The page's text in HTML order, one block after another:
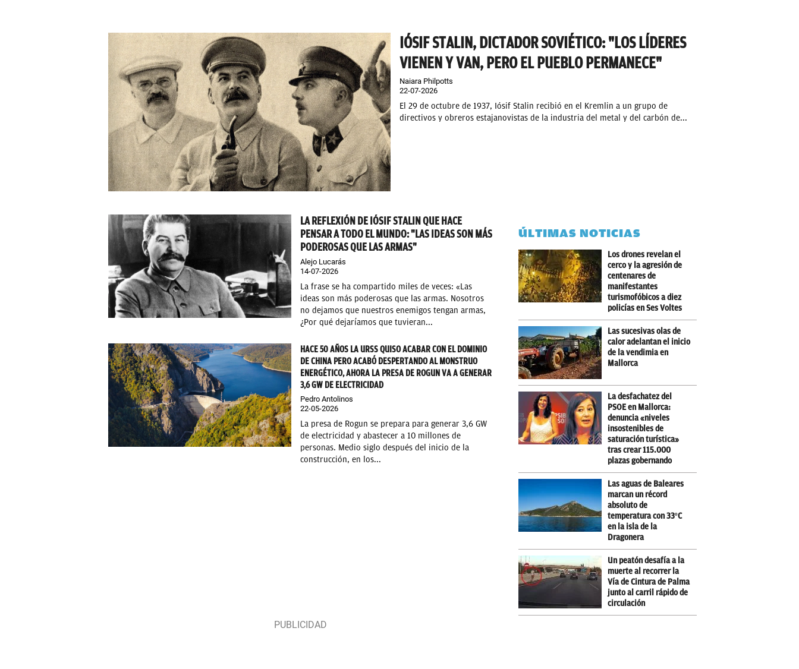
IÓSIF STALIN, DICTADOR SOVIÉTICO: "LOS LÍDERES
VIENEN Y VAN, PERO EL PUEBLO PERMANECE"
Naiara Philpotts
22-07-2026
El 29 de octubre de 1937, Iósif Stalin recibió en el Kremlin a un grupo de
directivos y obreros estajanovistas de la industria del metal y del carbón de...
LA REFLEXIÓN DE IÓSIF STALIN QUE HACE
PENSAR A TODO EL MUNDO: "LAS IDEAS SON MÁS
PODEROSAS QUE LAS ARMAS"
Alejo Lucarás
14-07-2026
La frase se ha compartido miles de veces: «Las
ideas son más poderosas que las armas. Nosotros
no dejamos que nuestros enemigos tengan armas,
¿Por qué dejaríamos que tuvieran...
HACE 50 AÑOS LA URSS QUISO ACABAR CON EL DOMINIO
DE CHINA PERO ACABÓ DESPERTANDO AL MONSTRUO
ENERGÉTICO, AHORA LA PRESA DE ROGUN VA A GENERAR
3,6 GW DE ELECTRICIDAD
Pedro Antolinos
22-05-2026
La presa de Rogun se prepara para generar 3,6 GW
de electricidad y abastecer a 10 millones de
personas. Medio siglo después del inicio de la
construcción, en los...
ÚLTIMAS NOTICIAS
Los drones revelan el
cerco y la agresión de
centenares de
manifestantes
turismofóbicos a diez
policías en Ses Voltes
Las sucesivas olas de
calor adelantan el inicio
de la vendimia en
Mallorca
La desfachatez del
PSOE en Mallorca:
denuncia «niveles
insostenibles de
saturación turística»
tras crear 115.000
plazas gobernando
Las aguas de Baleares
marcan un récord
absoluto de
temperatura con 33ºC
en la isla de la
Dragonera
Un peatón desafía a la
muerte al recorrer la
Vía de Cintura de Palma
junto al carril rápido de
circulación